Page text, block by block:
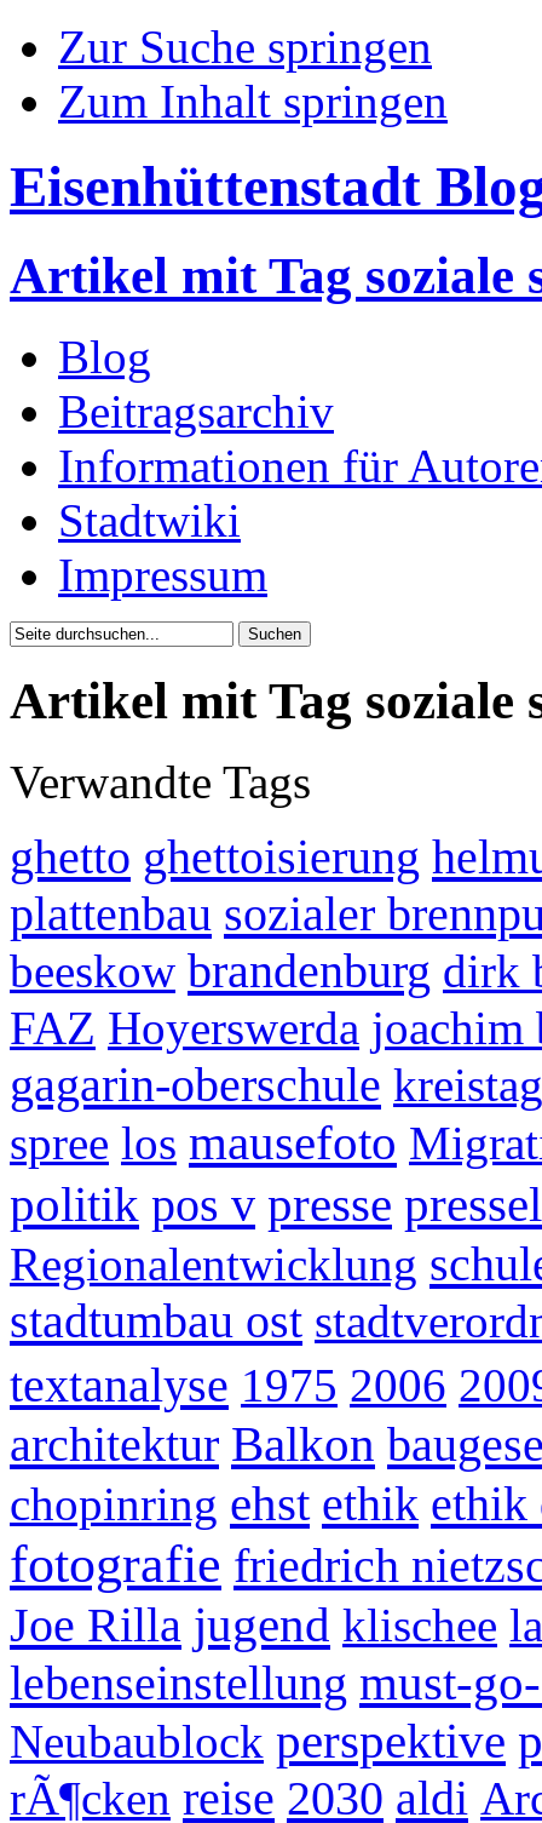
Zur Suche springen
Zum Inhalt springen
Eisenhüttenstadt
Artikel mit Tag soziale
Blog
Beitragsarchiv
Informationen für
Stadtwiki
Impressum
Artikel mit Tag soziale
Verwandte Tags
ghetto ghettoisierung
plattenbau sozialer
beeskow brandenburg dirk
FAZ Hoyerswerda joachim
gagarin-oberschule kreistag
spree los mausefoto
politik pos v presse
Regionalentwicklung
stadtumbau ost
textanalyse 1975 2006
architektur Balkon
chopinring ehst ethik ethik
fotografie friedrich
Joe Rilla jugend klischee
lebenseinstellung must-
Neubaublock perspektive
rÃ¶cken reise 2030 aldi